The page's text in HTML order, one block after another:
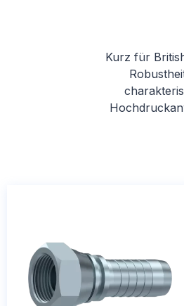
Kurz für